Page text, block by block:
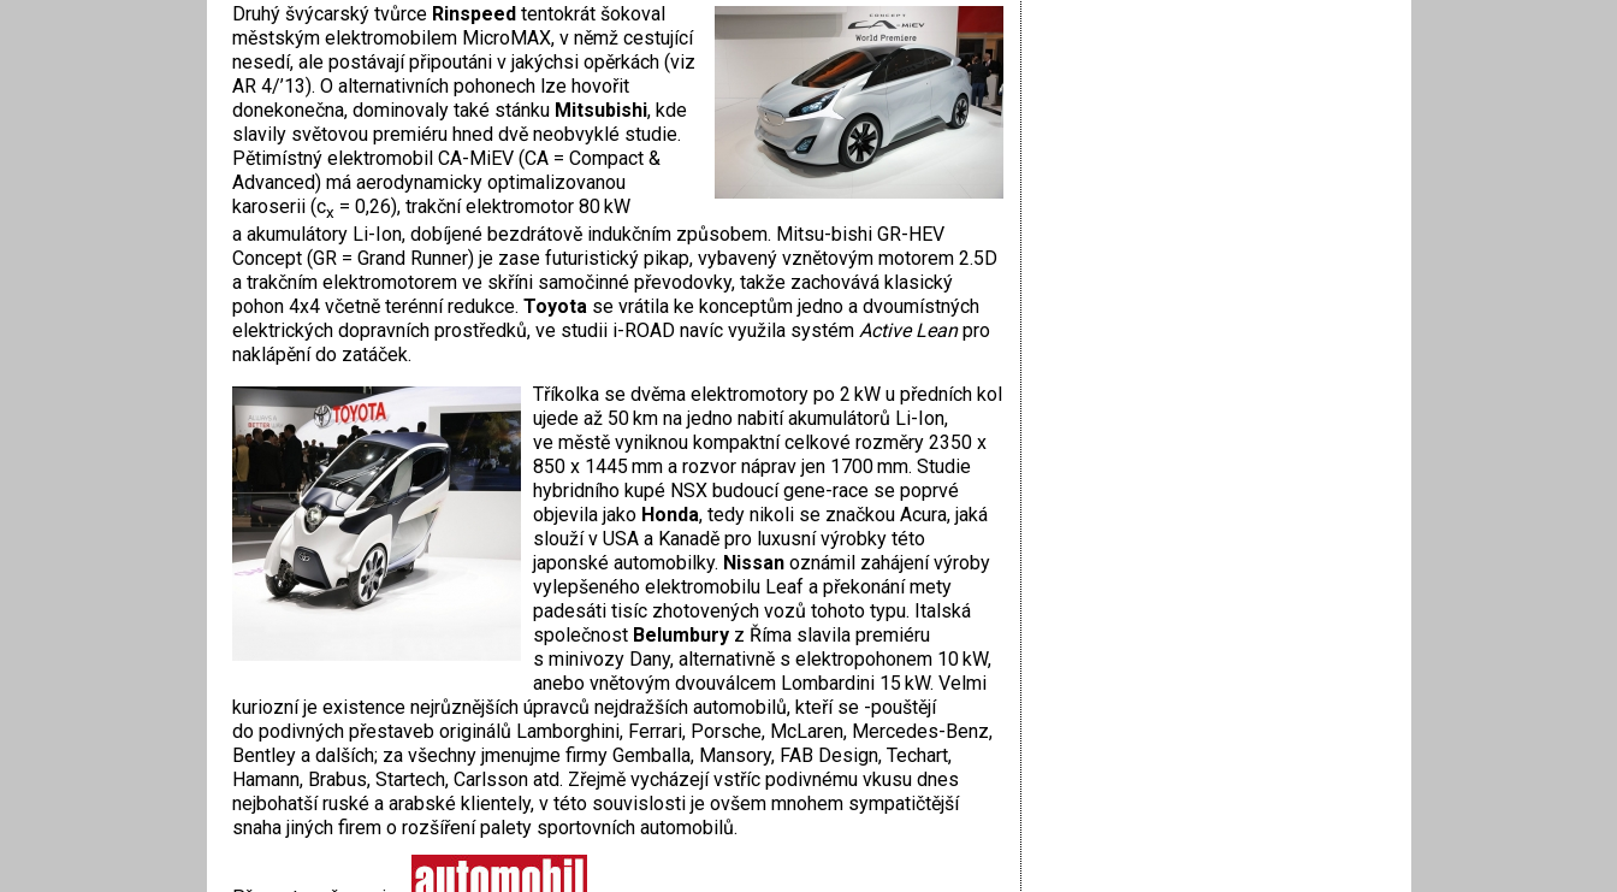
Druhý švýcarský tvůrce Rinspeed tentokrát šokoval
městským elektromobilem MicroMAX, v němž cestující
nesedí, ale postávají připoutáni v jakýchsi opěrkách (viz
AR 4/’13). O alternativních pohonech lze hovořit
donekonečna, dominovaly také stánku Mitsubishi, kde
slavily světovou premiéru hned dvě neobvyklé studie.
Pětimístný elektromobil CA-MiEV (CA = Compact &
Advanced) má aerodynamicky optimalizovanou
karoserii (cx = 0,26), trakční elektromotor 80 kW
a akumulátory Li-Ion, dobíjené bezdrátově indukčním způsobem. Mitsu-bishi GR-HEV
Concept (GR = Grand Runner) je zase futuristický pikap, vybavený vznětovým motorem 2.5D
a trakčním elektromotorem ve skříni samočinné převodovky, takže zachovává klasický
pohon 4x4 včetně terénní redukce. Toyota se vrátila ke konceptům jedno a dvoumístných
elektrických dopravních prostředků, ve studii i-ROAD navíc využila systém Active Leanpro
naklápění do zatáček.
Tříkolka se dvěma elektromotory po 2 kW u předních kol
ujede až 50 km na jedno nabití akumulátorů Li-Ion,
ve městě vyniknou kompaktní celkové rozměry 2350 x
850 x 1445 mm a rozvor náprav jen 1700 mm. Studie
hybridního kupé NSX budoucí gene-race se poprvé
objevila jako Honda, tedy nikoli se značkou Acura, jaká
slouží v USA a Kanadě pro luxusní výrobky této
japonské automobilky. Nissan oznámil zahájení výroby
vylepšeného elektromobilu Leaf a překonání mety
padesáti tisíc zhotovených vozů tohoto typu. Italská
společnost Belumburyz Říma slavila premiéru
s minivozy Dany, alternativně s elektropohonem 10 kW,
anebo vnětovým dvouválcem Lombardini 15 kW. Velmi
kuriozní je existence nejrůznějších úpravců nejdražších automobilů, kteří se -pouštějí
do podivných přestaveb originálů Lamborghini, Ferrari, Porsche, McLaren, Mercedes-Benz,
Bentley a dalších; za všechny jmenujme firmy Gemballa, Mansory, FAB Design, Techart,
Hamann, Brabus, Startech, Carlsson atd. Zřejmě vycházejí vstříc podivnému vkusu dnes
nejbohatší ruské a arabské klientely, v této souvislosti je ovšem mnohem sympatičtější
snaha jiných firem o rozšíření palety sportovních automobilů.